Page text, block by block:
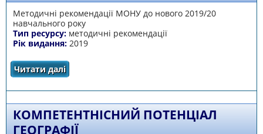
Методичні рекомендації МОНУ до нового 2019/20
навчального року
Тип ресурсу: методичні рекомендації
Рік видання: 2019
Читати далі
КОМПЕТЕНТНІСНИЙ ПОТЕНЦІАЛ
ГЕОГРАФІЇ